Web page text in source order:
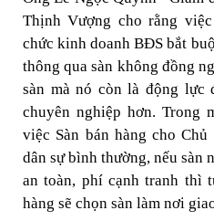
Thịnh Vượng cho rằng
chức kinh doanh BĐS bắt
thông qua sàn không đồng
sàn mà nó còn là động lực
chuyên nghiệp hơn. Trong
việc Sàn bán hàng cho
dân sự bình thường, nếu sàn
an toàn, phí cạnh tranh thì
hàng sẽ chọn sàn làm nơi